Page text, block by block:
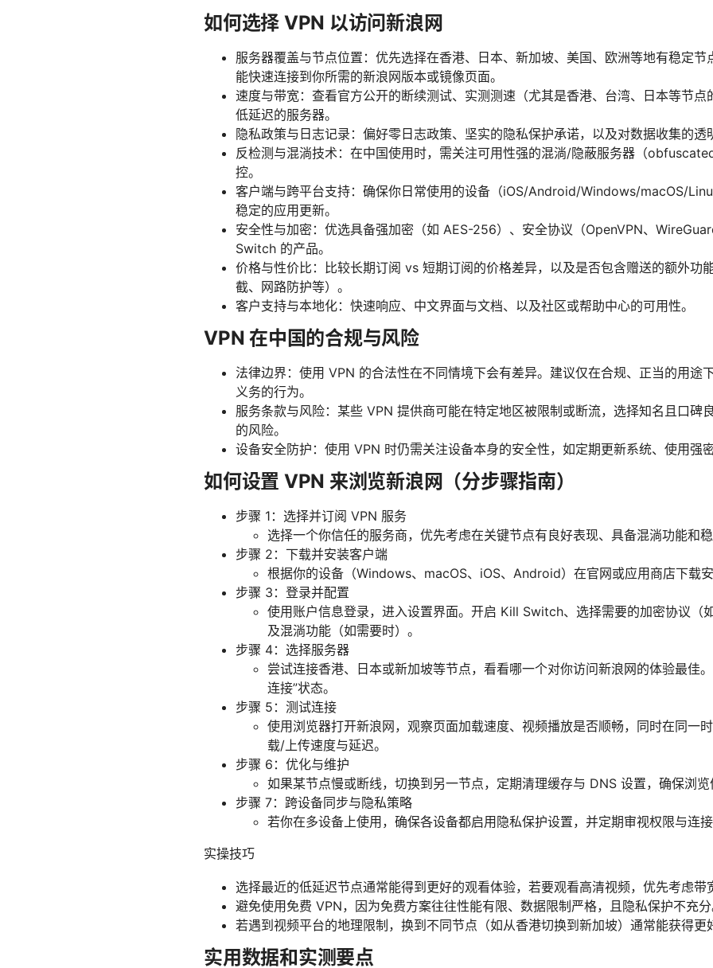
如何选择 VPN 以访问新浪网
服务器覆盖与节点位置：优先选择在香港、日本、新加坡、美国、欧洲等地有稳定
能快速连接到你所需的新浪网版本或镜像页面。
速度与带宽：查看官方公开的断续测试、实测测速（尤其是香港、台湾、日本等节点
低延迟的服务器。
隐私政策与日志记录：偏好零日志政策、坚实的隐私保护承诺，以及对数据收集的透
反检测与混淌技术：在中国使用时，需关注可用性强的混淌/隐蔽服务器（
控。
客户端与跨平台支持：确保你日常使用的设备（iOS/Android/Windows/macOS/
稳定的应用更新。
安全性与加密：优选具备强加密（如 AES-256）、安全协议（OpenVPN、
Switch 的产品。
价格与性价比：比较长期订阅 vs 短期订阅的价格差异，以及是否包含赠送的额外功
截、网路防护等）。
客户支持与本地化：快速响应、中文界面与文档、以及社区或帮助中心的可用性。
VPN 在中国的合规与风险
法律边界：使用 VPN 的合法性在不同情境下会有差异。建议仅在合规、正当的用途
义务的行为。
服务条款与风险：某些 VPN 提供商可能在特定地区被限制或断流，选择知名且口碑
的风险。
设备安全防护：使用 VPN 时仍需关注设备本身的安全性，如定期更新系统、使用强
如何设置 VPN 来浏览新浪网（分步骤指南）
步骤 1：选择并订阅 VPN 服务
选择一个你信任的服务商，优先考虑在关键节点有良好表现、具备混淌功能和
步骤 2：下载并安装客户端
根据你的设备（Windows、macOS、iOS、Android）在官网或应用商店下载
步骤 3：登录并配置
使用账户信息登录，进入设置界面。开启 Kill Switch、选择需要的加密协议（
及混淌功能（如需要时）。
步骤 4：选择服务器
尝试连接香港、日本或新加坡等节点，看看哪一个对你访问新浪网的体验最佳
连接”状态。
步骤 5：测试连接
使用浏览器打开新浪网，观察页面加载速度、视频播放是否顺畅，同时在同一
载/上传速度与延迟。
步骤 6：优化与维护
如果某节点慢或断线，切换到另一节点，定期清理缓存与 DNS 设置，确保浏
步骤 7：跨设备同步与隐私策略
若你在多设备上使用，确保各设备都启用隐私保护设置，并定期审视权限与连
实操技巧
选择最近的低延迟节点通常能得到更好的观看体验，若要观看高清视频，优先考虑带
避免使用免费 VPN，因为免费方案往往性能有限、数据限制严格，且隐私保护不充
若遇到视频平台的地理限制，换到不同节点（如从香港切换到新加坡）通常能获得更
实用数据和实测要点